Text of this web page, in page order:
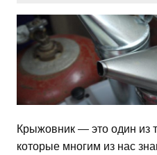
Крыжовник — это один из
которые многим из нас